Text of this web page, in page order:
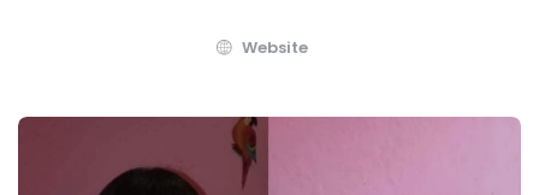
Website
Post
navigation